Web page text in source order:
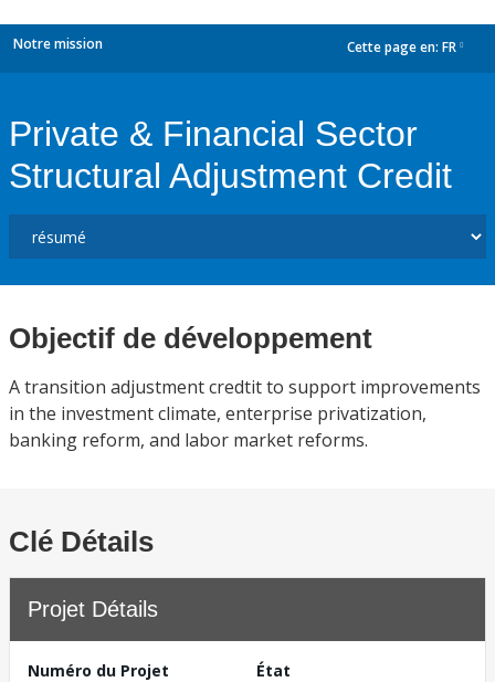
Notre mission Cette page en: FR
Private & Financial Sector
Structural Adjustment Credit
Objectif de développement
A transition adjustment credtit to support improvements
in the investment climate, enterprise privatization,
banking reform, and labor market reforms.
Clé Détails
Projet Détails
Numéro du Projet
État